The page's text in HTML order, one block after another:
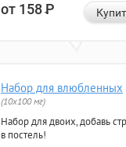
от 158Р
Набор для влюбленных
(10х100 мг)
Набор для двоих, добавь
в постель!